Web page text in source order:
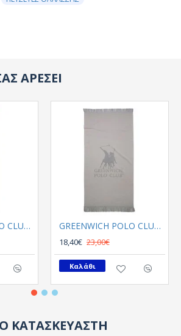
ΑΡΕΣΕΙ
GREENWICH POLO CLUB ΠΕΤΣΕΤΑ ΘΑΛΑΣΣΗΣ 70Χ170 3734 ΓΚΡΙ ΑΝΟΙΧΤΟ GREENWICH POLO CLUB ΠΕΤΣΕΤΑ ΘΑΛΑΣΣΗΣ 80Χ170 3778 ΓΚΡΙ
18,40€ 23,00€
Καλάθι
ΚΑΤΑΣΚΕΥΑΣΤΗ